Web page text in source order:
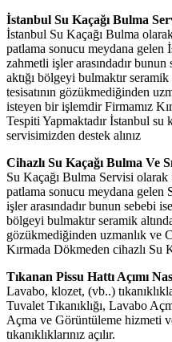
İstanbul Su Kaçağı Bulma
İstanbul Su Kaçağı Bulma
patlama sonucu meydana gelen
zahmetli işler arasındadır
aktığı bölgeyi bulmaktır
tesisatının gözükmediğinden
isteyen bir işlemdir Firmamız
Tespiti Yapmaktadır İstanbul su
servisimizden destek alınız
Cihazlı Su Kaçağı Bulma Ve
Su Kaçağı Bulma Servisi olarak
patlama sonucu meydana gelen
işler arasındadır bunun sebebi
bölgeyi bulmaktır seramik
gözükmediğinden uzmanlık ve
Kırmada Dökmeden cihazlı Su
Tıkanan Pissu Hattı Açımı
Lavabo, klozet, (vb..)
Tuvalet Tıkanıklığı, Lavabo
Açma ve Görüntüleme hizmeti
tıkanıklıklarınız açılır.